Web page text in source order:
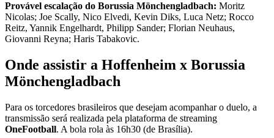
Provável escalação do Borussia Mönchengladbach: Moritz
Nicolas; Joe Scally, Nico Elvedi, Kevin Diks, Luca Netz; Rocco
Reitz, Yannik Engelhardt, Philipp Sander; Florian Neuhaus,
Giovanni Reyna; Haris Tabakovic.
Onde assistir a Hoffenheim x Borussia
Mönchengladbach
Para os torcedores brasileiros que desejam acompanhar o duelo, a
transmissão será realizada pela plataforma de streaming
OneFootball. A bola rola às 16h30 (de Brasília).